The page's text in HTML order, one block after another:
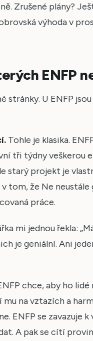
Zrušené plány?
výhoda v
ENFP
stránky. U ENFP
Tohle je klasika.
tři týdny veškerou
starý projekt je
tom, že Ne
práce.
mi jednou řekla:
je geniální. Ani
chce, aby ho
mu na vztazích a
ENFP se zavazuje
A pak se cítí